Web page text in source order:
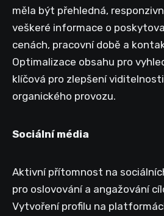
měla být přehledná,
veškeré informace o
cenách, pracovní době a
Optimalizace obsahu pro
klíčová pro zlepšení
organického provozu.
Sociální média
Aktivní přítomnost na
pro oslovování a angažování
Vytvoření profilu na